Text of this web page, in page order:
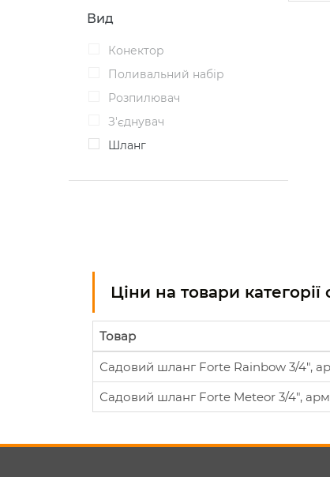
Вид
Конектор
Поливальний набір
Розпилювач
З'єднувач
Шланг
Ціни на товари
Товар
Садовий шланг Forte Rainbow 3/4",
Садовий шланг Forte Meteor 3/4",